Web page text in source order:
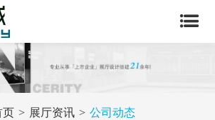
页 展厅资讯 公司动态